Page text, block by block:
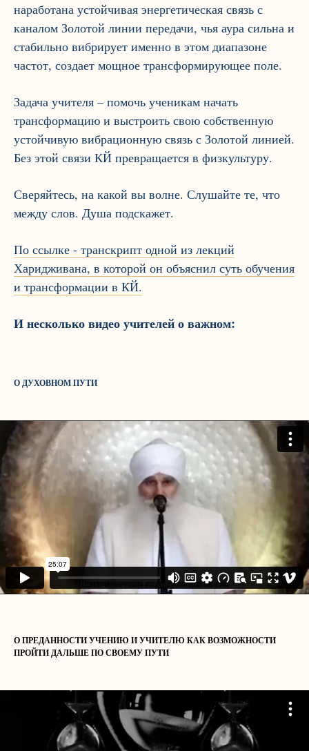
наработана устойчивая энергетическая связь с
каналом Золотой линии передачи, чья аура сильна и
стабильно вибрирует именно в этом диапазоне
частот, создает мощное трансформирующее поле.
Задача учителя – помочь ученикам начать
трансформацию и выстроить свою собственную
устойчивую вибрационную связь с Золотой линией.
Без этой связи КЙ превращается в физкультуру.
Сверяйтесь, на какой вы волне. Слушайте те, что
между слов. Душа подскажет.
По ссылке - транскрипт одной из лекций
Харидживана, в которой он объяснил суть обучения
и трансформации в КЙ.
И несколько видео учителей о важном:
О ДУХОВНОМ ПУТИ
О ПРЕДАННОСТИ УЧЕНИЮ И УЧИТЕЛЮ КАК ВОЗМОЖНОСТИ
ПРОЙТИ ДАЛЬШЕ ПО СВОЕМУ ПУТИ